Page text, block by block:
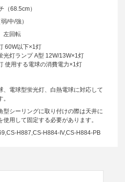
（68.5cm）
/中/強）
左回転
60W以下×1灯
光灯ランプ A型 12W/13W×1灯
使用する電球の消費電力×1灯
、電球型蛍光灯、白熱電球に対応して
型シーリングに取り付けの際は天井に
使用して固定する必要があります。
H887,CS-H884-IV,CS-H884-PB